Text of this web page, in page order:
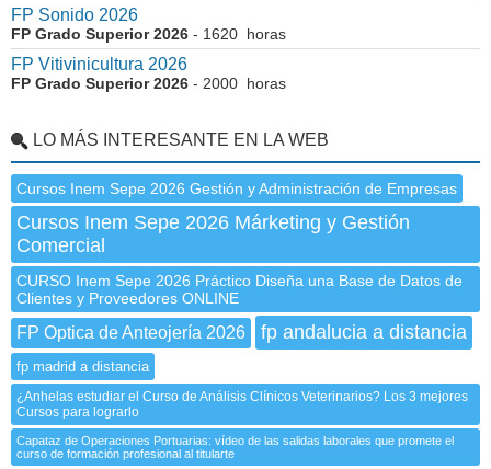
FP Sonido 2026
FP Grado Superior 2026 - 1620 horas
FP Vitivinicultura 2026
FP Grado Superior 2026 - 2000 horas
LO MÁS INTERESANTE EN LA WEB
Cursos Inem Sepe 2026 Gestión y Administración de Empresas
Cursos Inem Sepe 2026 Márketing y Gestión
Comercial
CURSO Inem Sepe 2026 Práctico Diseña una Base de Datos de
Clientes y Proveedores ONLINE
FP Optica de Anteojería 2026 fp andalucia a distancia
fp madrid a distancia
¿Anhelas estudiar el Curso de Análisis Clínicos Veterinarios? Los 3 mejores
Cursos para lograrlo
Capataz de Operaciones Portuarias: vídeo de las salidas laborales que promete el
curso de formación profesional al titularte